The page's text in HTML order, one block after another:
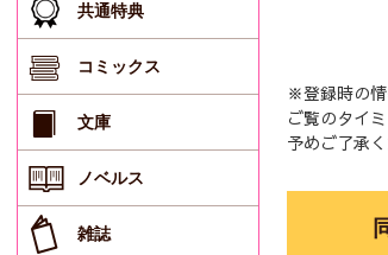
※登録時の情
ご覧のタイ
予めご了承
共通特典
コミックス
文庫
ノベルス
雑誌